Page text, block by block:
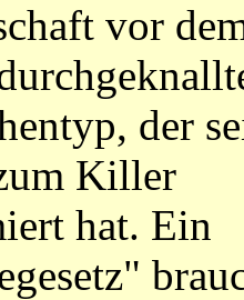
vor
der
Killer
hat. Ein